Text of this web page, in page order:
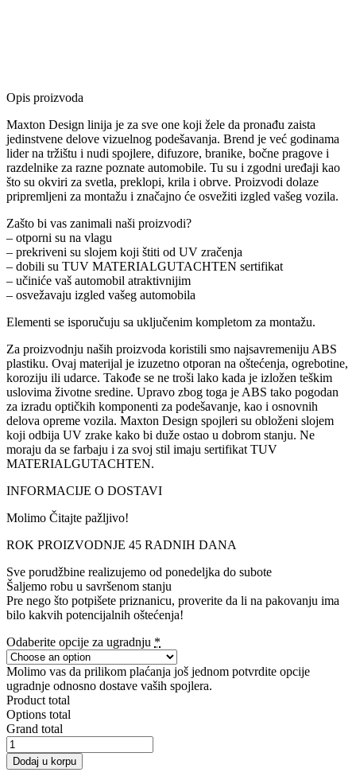
Opis proizvoda
Maxton Design linija je za sve one koji žele da pronađu zaista
jedinstvene delove vizuelnog podešavanja. Brend je već godinama
lider na tržištu i nudi spojlere, difuzore, branike, bočne pragove i
razdelnike za razne poznate automobile. Tu su i zgodni uređaji kao
što su okviri za svetla, preklopi, krila i obrve. Proizvodi dolaze
pripremljeni za montažu i značajno će osvežiti izgled vašeg vozila.
Zašto bi vas zanimali naši proizvodi?
– otporni su na vlagu
– prekriveni su slojem koji štiti od UV zračenja
– dobili su TUV MATERIALGUTACHTEN sertifikat
– učiniće vaš automobil atraktivnijim
– osvežavaju izgled vašeg automobila
Elementi se isporučuju sa uključenim kompletom za montažu.
Za proizvodnju naših proizvoda koristili smo najsavremeniju ABS
plastiku. Ovaj materijal je izuzetno otporan na oštećenja, ogrebotine,
koroziju ili udarce. Takođe se ne troši lako kada je izložen teškim
uslovima životne sredine. Upravo zbog toga je ABS tako pogodan
za izradu optičkih komponenti za podešavanje, kao i osnovnih
delova opreme vozila. Maxton Design spojleri su obloženi slojem
koji odbija UV zrake kako bi duže ostao u dobrom stanju. Ne
moraju da se farbaju i za svoj stil imaju sertifikat TUV
MATERIALGUTACHTEN.
INFORMACIJE O DOSTAVI
Molimo Čitajte pažljivo!
ROK PROIZVODNJE 45 RADNIH DANA
Sve porudžbine realizujemo od ponedeljka do subote
Šaljemo robu u savršenom stanju
Pre nego što potpišete priznanicu, proverite da li na pakovanju ima
bilo kakvih potencijalnih oštećenja!
Odaberite opcije za ugradnju *
Molimo vas da prilikom plaćanja još jednom potvrdite opcije
ugradnje odnosno dostave vaših spojlera.
Product total
Options total
Grand total
SIDE
SKIRTS
DIFFUSERS
Dodaj u korpu